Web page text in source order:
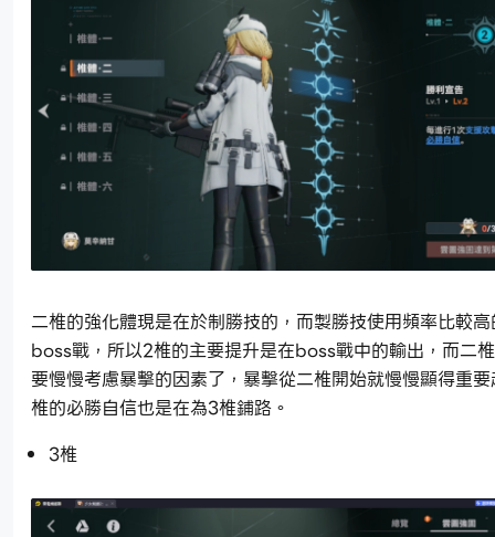
二椎的強化體現是在於制勝技的，而製勝技使用頻率比較
boss戰，所以2椎的主要提升是在boss戰中的輸出，而二
要慢慢考慮暴擊的因素了，暴擊從二椎開始就慢慢顯得重
椎的必勝自信也是在為3椎鋪路。
3椎